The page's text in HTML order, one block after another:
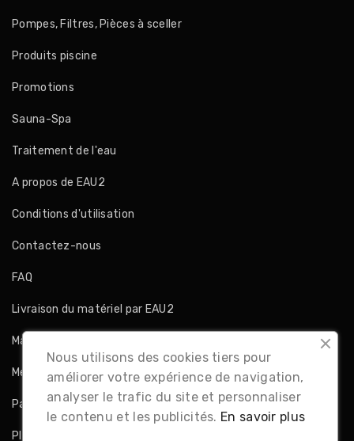
Pompes, Filtres, Pièces à sceller
Produits piscine
Promotions
Sauna-Spa
Traitement de l'eau
A propos de EAU2
Conditions d'utilisation
Contactez-nous
FAQ
Livraison du matériel par EAU2
Magasins
Mentions légales
Paiement sécurisé
Plan du site
Nous utilisons des cookies tiers pour
améliorer votre expérience de navigation,
analyser le trafic du site et personnaliser
le contenu et les publicités. En savoir plus